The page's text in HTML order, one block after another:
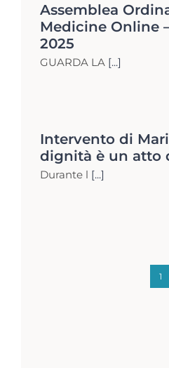
Assemblea
Medicine Online
2025
GUARDA LA [...]
Intervento di
dignità è un atto
Durante l [...]
1